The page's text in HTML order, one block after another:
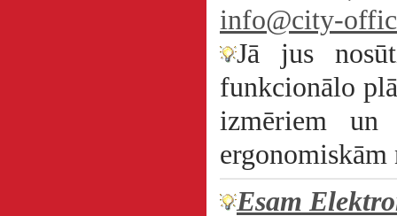
info@city-
Jā jus
funkcionālo
izmēriem un
ergonomiskām
Esam